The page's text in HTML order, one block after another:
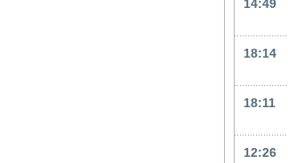
14:49
18:14
18:11
12:26